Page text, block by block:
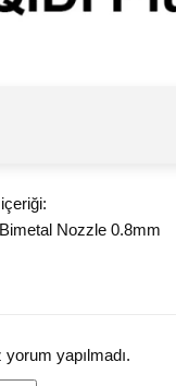
Nozzle 0.8mm
yapılmadı.